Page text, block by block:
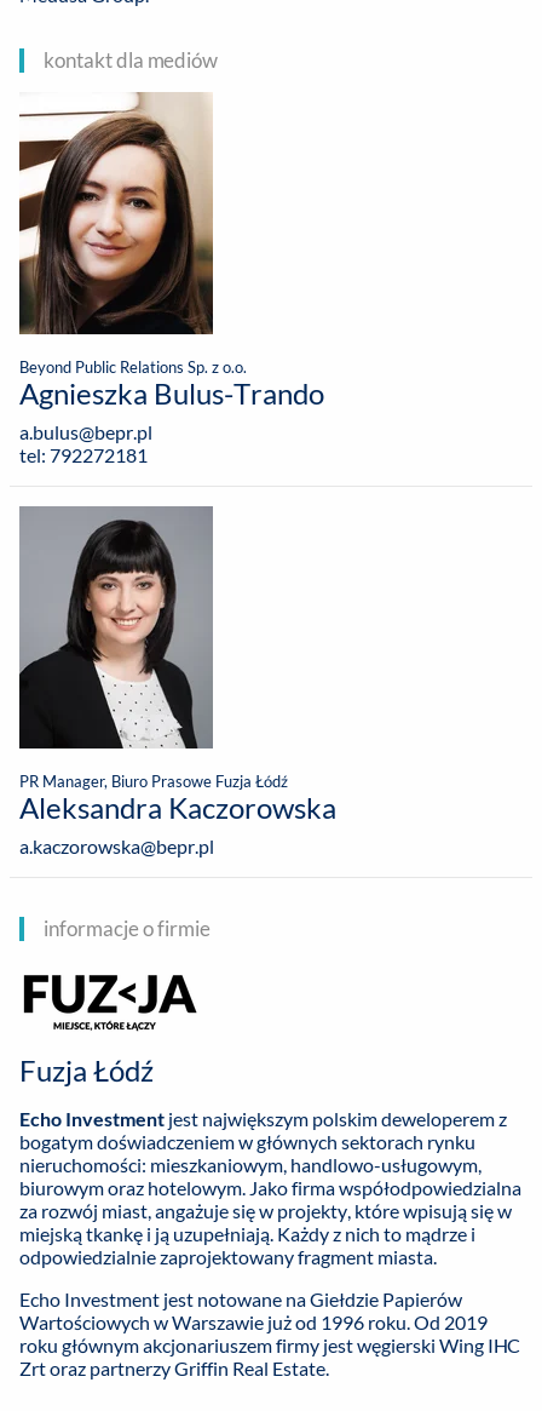
kontakt dla mediów
Beyond Public Relations Sp. z o.o.
Agnieszka Bulus-Trando
a.bulus@bepr.pl
tel: 792272181
PR Manager, Biuro Prasowe Fuzja Łódź
Aleksandra Kaczorowska
a.kaczorowska@bepr.pl
informacje o firmie
Fuzja Łódź
Echo Investment jest największym polskim deweloperem z
bogatym doświadczeniem w głównych sektorach rynku
nieruchomości: mieszkaniowym, handlowo-usługowym,
biurowym oraz hotelowym. Jako firma współodpowiedzialna
za rozwój miast, angażuje się w projekty, które wpisują się w
miejską tkankę i ją uzupełniają. Każdy z nich to mądrze i
odpowiedzialnie zaprojektowany fragment miasta.
Echo Investment jest notowane na Giełdzie Papierów
Wartościowych w Warszawie już od 1996 roku. Od 2019
roku głównym akcjonariuszem firmy jest węgierski Wing IHC
Zrt oraz partnerzy Griffin Real Estate.